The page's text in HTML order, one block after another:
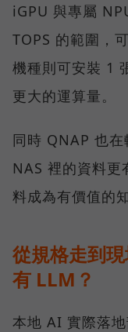
iGPU 與專屬
TOPS 的範圍，
機種則可安裝 1
更大的運算量。
同時 QNAP 也
NAS 裡的資料
料成為有價值的知
從規格走到
有 LLM？
本地 AI 實際落